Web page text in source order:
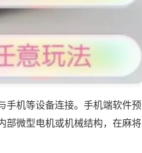
手机等设备连接。手机端软件预
部微型电机或机械结构，在麻将